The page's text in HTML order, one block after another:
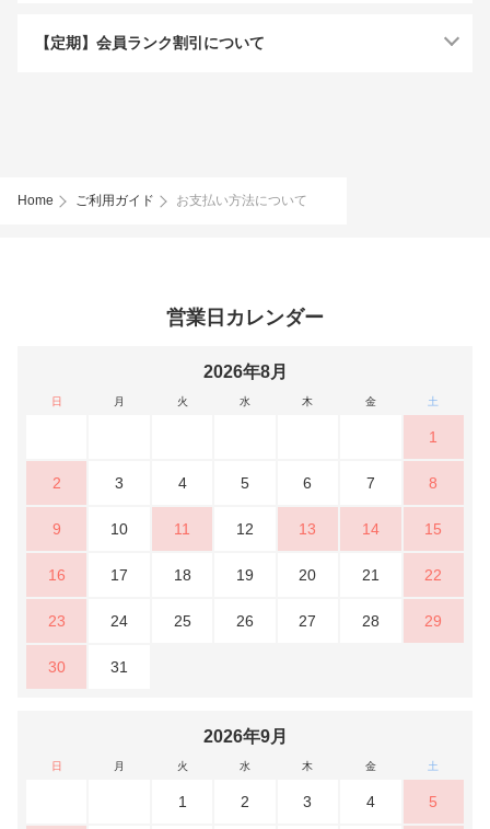
【定期】会員ランク割引について
Home ご利用ガイド お支払い方法について
営業日カレンダー
2026年8月
日 月 火 水 木 金 土
1
2 3 4 5 6 7 8
9 10 11 12 13 14 15
16 17 18 19 20 21 22
23 24 25 26 27 28 29
30 31
2026年9月
日 月 火 水 木 金 土
1 2 3 4 5